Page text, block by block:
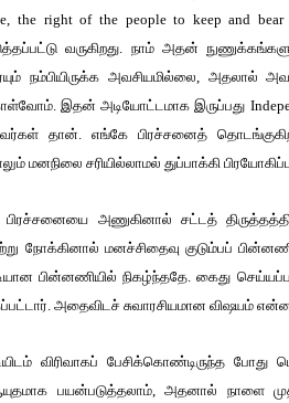
the right of the people to keep and
வருகிறது. நாம் அதன்
நம்பியிருக்க அவசியமில்லை, அதலால்
இதன் அடியோட்டமாக இருப்பது
தான். எங்கே பிரச்சனைத்
மனநிலை சரியில்லாமல் துப்பாக்கி
பிரச்சனையை அணுகினால் சட்டத்
நோக்கினால் மனச்சிதைவு குடும்பப்
பின்னணியில் நிகழ்ந்ததே. கைது
அதைவிடச் சுவாரசியமான விஷயம்
விரிவாகப் பேசிக்கொண்டிருந்த
பயன்படுத்தலாம், அதனால் நாளை